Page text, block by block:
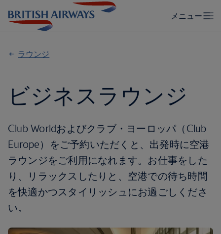
ラウンジ
ビジネスラウンジ
Club Worldおよびクラブ・ヨーロッパ（Club
Europe）をご予約いただくと、出発時に空港
ラウンジをご利用になれます。お仕事をした
り、リラックスしたりと、空港での待ち時間
を快適かつスタイリッシュにお過ごしくださ
い。